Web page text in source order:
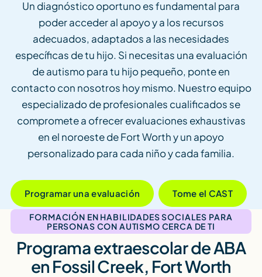
Un diagnóstico oportuno es fundamental para
poder acceder al apoyo y a los recursos
adecuados, adaptados a las necesidades
específicas de tu hijo. Si necesitas una evaluación
de autismo para tu hijo pequeño, ponte en
contacto con nosotros hoy mismo. Nuestro equipo
especializado de profesionales cualificados se
compromete a ofrecer evaluaciones exhaustivas
en el noroeste de Fort Worth y un apoyo
personalizado para cada niño y cada familia.
Programar una evaluación Tome el CAST
FORMACIÓN EN HABILIDADES SOCIALES PARA
PERSONAS CON AUTISMO CERCA DE TI
Programa extraescolar de ABA
en Fossil Creek, Fort Worth